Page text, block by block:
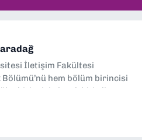
İletişim Fakültesi
Bölümü’nü hem bölüm birincisi
birincisi olarak bitirdim.
yüksek lisans eğitimimi
Halen aynı anabilim dalında